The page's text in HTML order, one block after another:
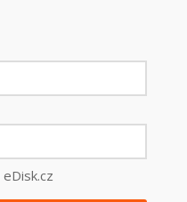
eDisk.cz